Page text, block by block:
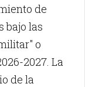
de
bajo las
o
2027. La
de la